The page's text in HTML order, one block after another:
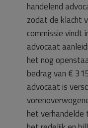
handelend
zodat de klacht
commissie vindt
advocaat
het nog
bedrag van €
advocaat is
het verhandelde